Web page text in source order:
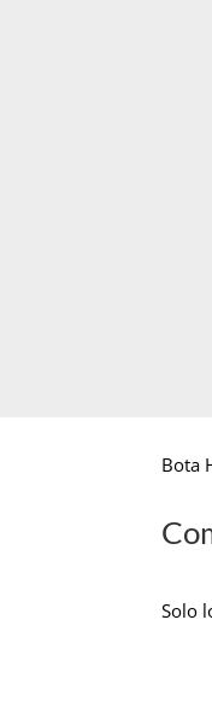
Bota
Solo